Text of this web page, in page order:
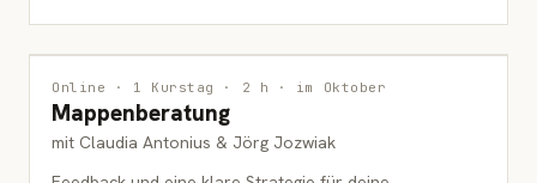
INTERDISZIPLINÄR
ERWACHSENE
Online · 1 Kurstag · 2 h · im Oktober
Mappenberatung
mit Claudia Antonius & Jörg Jozwiak